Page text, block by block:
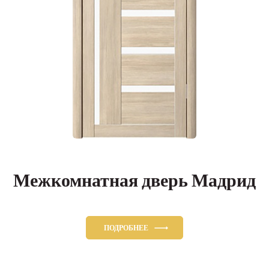
Межкомнатная дверь Мадрид
ПОДРОБНЕЕ